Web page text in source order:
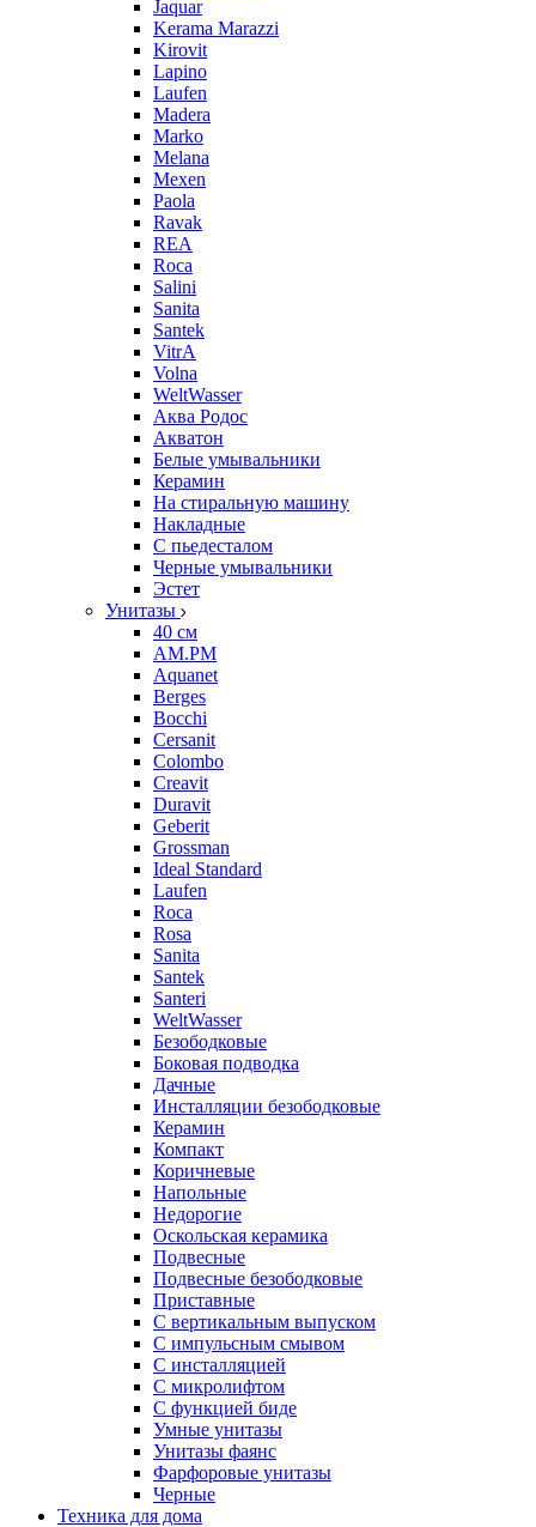
Jaquar
Kerama Marazzi
Kirovit
Lapino
Laufen
Madera
Marko
Melana
Mexen
Paola
Ravak
REA
Roca
Salini
Sanita
Santek
VitrA
Volna
WeltWasser
Аква Родос
Акватон
Белые умывальники
Керамин
На стиральную машину
Накладные
С пьедесталом
Черные умывальники
Эстет
Унитазы
40 см
AM.PM
Aquanet
Berges
Bocchi
Cersanit
Colombo
Creavit
Duravit
Geberit
Grossman
Ideal Standard
Laufen
Roca
Rosa
Sanita
Santek
Santeri
WeltWasser
Безободковые
Боковая подводка
Дачные
Инсталляции безободковые
Керамин
Компакт
Коричневые
Напольные
Недорогие
Оскольская керамика
Подвесные
Подвесные безободковые
Приставные
С вертикальным выпуском
С импульсным смывом
С инсталляцией
С микролифтом
С функцией биде
Умные унитазы
Унитазы фаянс
Фарфоровые унитазы
Черные
Техника для дома